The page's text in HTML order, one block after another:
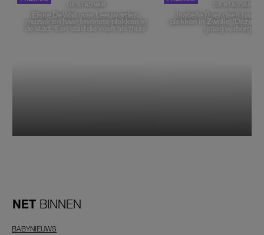
DE STAD VAN
Elske DeWall over Leeuwarden,
muziek en haar favoriete plekken in
de stad: 'Een stad die voelt als thuis'
DE STAD VAN
Isabelle Boer deelt haar
plekken in Zwolle: 'Deze
graag verborgen'
NET BINNEN
BABYNIEUWS